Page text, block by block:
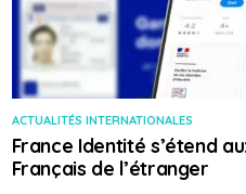
ACTUALITÉS INTERNATIONALES
France Identité s’étend
Français de l’étranger